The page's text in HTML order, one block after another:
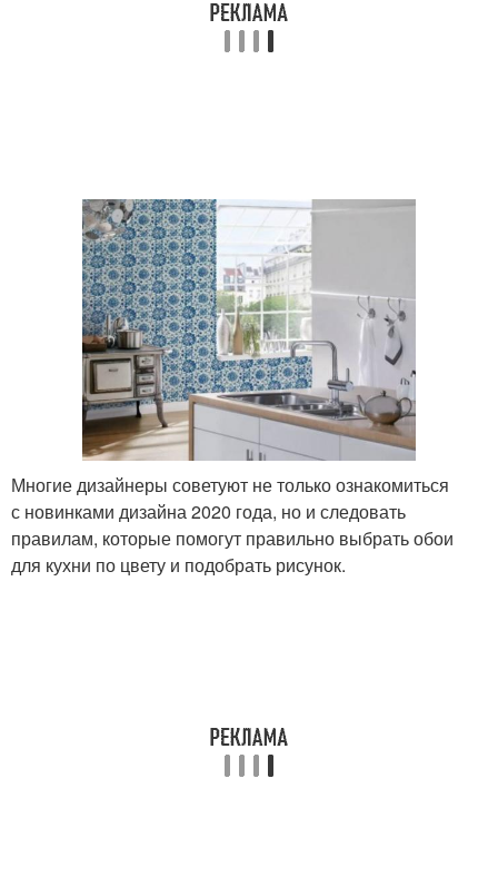
Многие дизайнеры советуют не только ознакомиться
с новинками дизайна 2020 года, но и следовать
правилам, которые помогут правильно выбрать обои
для кухни по цвету и подобрать рисунок.